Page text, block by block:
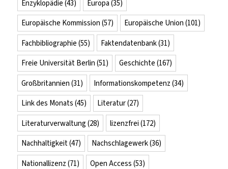
Enzyklopädie (43) Europa (35)
Europäische Kommission (57) Europäische Union (101)
Fachbibliographie (55) Faktendatenbank(31)
Freie Universität Berlin (51) Geschichte (167)
Großbritannien (31) Informationskompetenz (34)
Link des Monats (45) Literatur(27)
Literaturverwaltung (28) lizenzfrei (172)
Nachhaltigkeit(47) Nachschlagewerk(36)
Nationallizenz (71) Open Access (53)